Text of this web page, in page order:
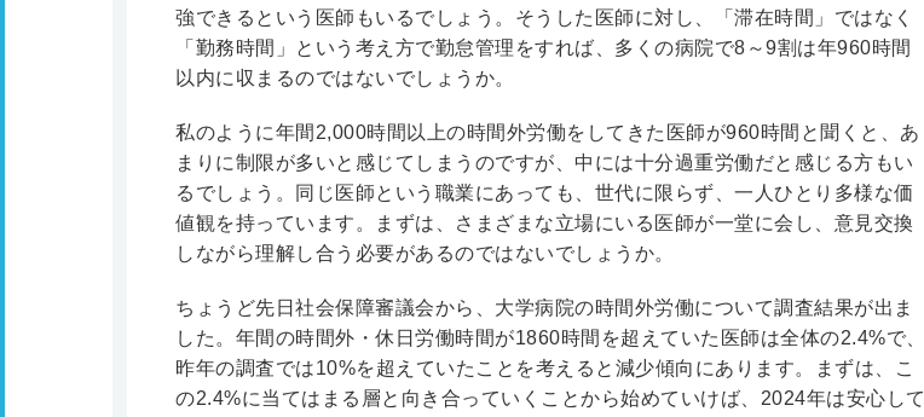
強できるという医師もいるでしょう。そうした医師に対し、「滞在時間」ではなく
「勤務時間」という考え方で勤怠管理をすれば、多くの病院で8～9割は年960時間
以内に収まるのではないでしょうか。
私のように年間2,000時間以上の時間外労働をしてきた医師が960時間と聞くと、あ
まりに制限が多いと感じてしまうのですが、中には十分過重労働だと感じる方もい
るでしょう。同じ医師という職業にあっても、世代に限らず、一人ひとり多様な価
値観を持っています。まずは、さまざまな立場にいる医師が一堂に会し、意見交換
しながら理解し合う必要があるのではないでしょうか。
ちょうど先日社会保障審議会から、大学病院の時間外労働について調査結果が出ま
した。年間の時間外・休日労働時間が1860時間を超えていた医師は全体の2.4%で、
昨年の調査では10%を超えていたことを考えると減少傾向にあります。まずは、こ
の2.4%に当てはまる層と向き合っていくことから始めていけば、2024年は安心して